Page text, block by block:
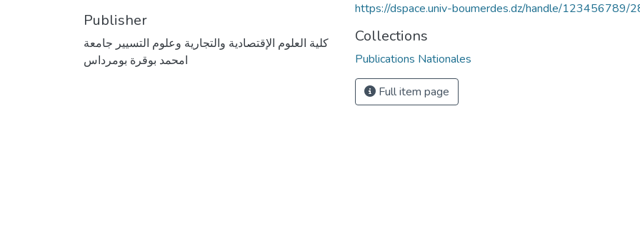
Publisher
كلية العلوم الإقتصادية والتجارية وعلوم التسيير جامعة
امحمد بوقرة بومرداس
https://dspace.univ-boumerdes.dz/handle/123456789/
Collections
Publications Nationales
Full item page